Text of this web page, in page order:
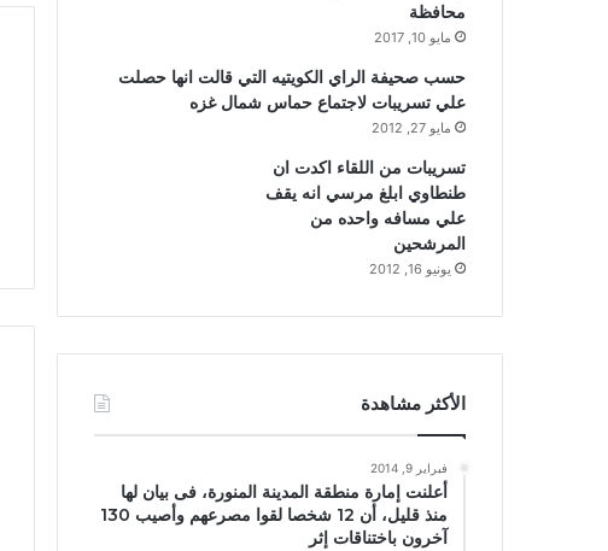
محافظة
مايو 10, 2017
حسب صحيفة الراي الكويتيه التي قالت انها حصلت
علي تسريبات لاجتماع حماس شمال غزه
مايو 27, 2012
تسريبات من اللقاء اكدت ان
طنطاوي ابلغ مرسي انه يقف
علي مسافه واحده من
المرشحين
يونيو 16, 2012
الأكثر مشاهدة
فبراير 9, 2014
أعلنت إمارة منطقة المدينة المنورة، فى بيان لها
منذ قليل، أن 12 شخصا لقوا مصرعهم وأصيب 130
آخرون باختناقات إثر